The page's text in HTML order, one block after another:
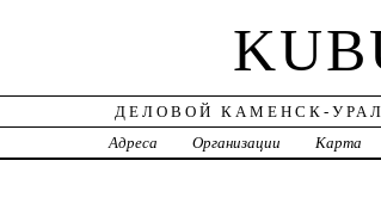
ДЕЛОВОЙ КАМЕНСК-
Адреса
Организации Карта